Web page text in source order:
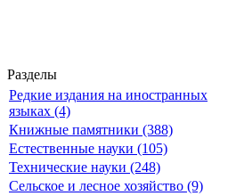
Разделы
Редкие издания на иностранных
языках (4)
Книжные памятники (388)
Естественные науки (105)
Технические науки (248)
Сельское и лесное хозяйство (9)